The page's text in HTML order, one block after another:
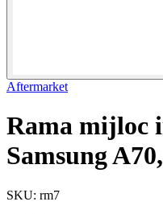
Aftermarket
Rama mijloc
Samsung
SKU: rm7